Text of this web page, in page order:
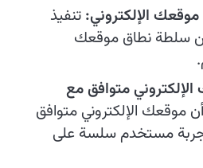
الإلكتروني: تنفيذ
سلطة نطاق موقعك
متوافق مع
موقعك الإلكتروني متوافق
مستخدم سلسة على